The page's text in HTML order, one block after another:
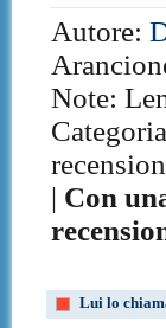
Autore:
Note:
| Con
Lui lo